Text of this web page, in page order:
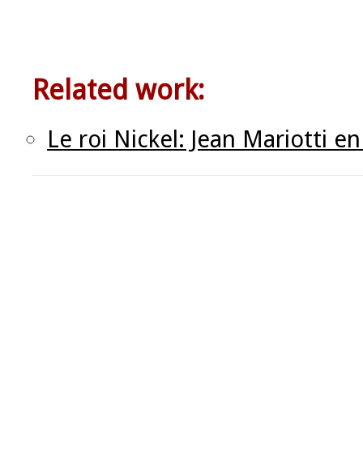
Related work:
Le roi Nickel: Jean Mariotti